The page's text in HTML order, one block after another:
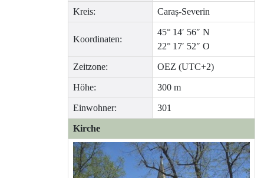
Kreis: Caraș-Severin
Koordinaten:
45° 14′ 56″ N
22° 17′ 52″ O
Zeitzone: OEZ (UTC+2)
Höhe: 300 m
Einwohner: 301
Kirche